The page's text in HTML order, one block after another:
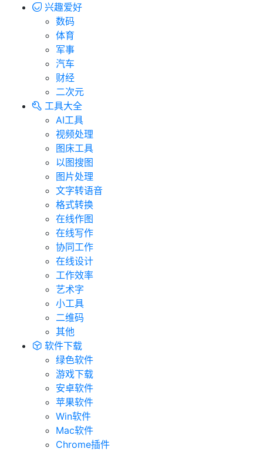
兴趣爱好
数码
体育
军事
汽车
财经
二次元
工具大全
AI工具
视频处理
图床工具
以图搜图
图片处理
文字转语音
格式转换
在线作图
在线写作
协同工作
在线设计
工作效率
艺术字
小工具
二维码
其他
软件下载
绿色软件
游戏下载
安卓软件
苹果软件
Win软件
Mac软件
Chrome插件